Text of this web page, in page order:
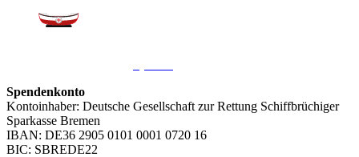
Spendenkonto
Kontoinhaber: Deutsche Gesellschaft zur Rettung Schiffbrüchiger
Sparkasse Bremen
IBAN: DE36 2905 0101 0001 0720 16
BIC: SBREDE22